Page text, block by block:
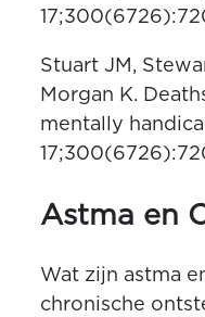
Stuart JM,
Morgan K.
mentally
Astma en
Wat zijn astma
chronische